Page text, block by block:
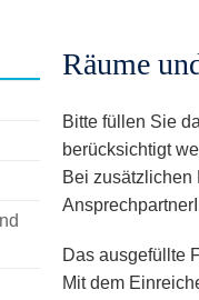
Räume
Bitte füllen Sie
berücksichtigt
Bei zusätzlichen
Das ausgefüllte
Mit dem